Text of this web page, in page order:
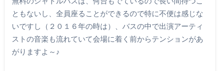
ともないし、全員座ることができるので特に不便は感じな
いですし（２０１６年の時は）、バスの中で出演アーティ
ストの音楽も流れていて会場に着く前からテンションがあ
がりますよ～♪